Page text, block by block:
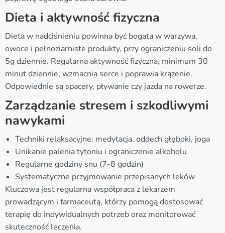
Dieta i aktywność fizyczna
Dieta w nadciśnieniu powinna być bogata w warzywa,
owoce i pełnoziarniste produkty, przy ograniczeniu soli do
5g dziennie. Regularna aktywność fizyczna, minimum 30
minut dziennie, wzmacnia serce i poprawia krążenie.
Odpowiednie są spacery, pływanie czy jazda na rowerze.
Zarządzanie stresem i szkodliwymi
nawykami
Techniki relaksacyjne: medytacja, oddech głęboki, joga
Unikanie palenia tytoniu i ograniczenie alkoholu
Regularne godziny snu (7-8 godzin)
Systematyczne przyjmowanie przepisanych leków
Kluczowa jest regularna współpraca z lekarzem
prowadzącym i farmaceutą, którzy pomogą dostosować
terapię do indywidualnych potrzeb oraz monitorować
skuteczność leczenia.